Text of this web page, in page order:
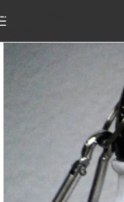
Skip to navigation
Skip to main content